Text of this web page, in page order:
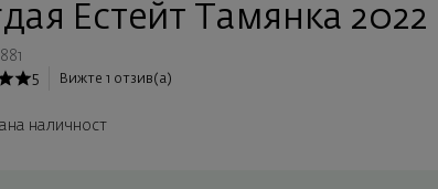
Естейт Тамянка 2022
5
Вижте 1 отзив(а)
наличност